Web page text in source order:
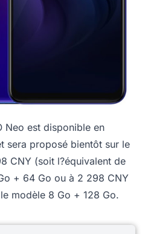
Neo est disponible en
sera proposé bientôt sur le
CNY (soit l?équivalent de
+ 64 Go ou à 2 298 CNY
modèle 8 Go + 128 Go.